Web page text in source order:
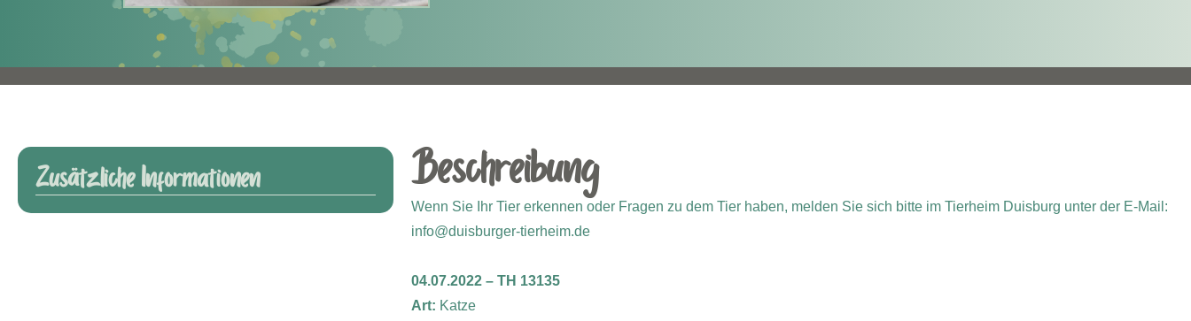
Zusätzliche Informationen Beschreibung
Wenn Sie Ihr Tier erkennen oder Fragen zu dem Tier haben, melden Sie sich bitte im Tierheim Duisburg unter der E-Mail:
info@duisburger-tierheim.de
04.07.2022 – TH 13135
Art: Katze